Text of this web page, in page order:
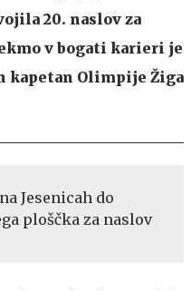
20. naslov za
v bogati karieri je
Olimpije Žiga
Jesenicah do
ploščka za naslov